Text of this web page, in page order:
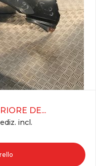
DE...
incl.